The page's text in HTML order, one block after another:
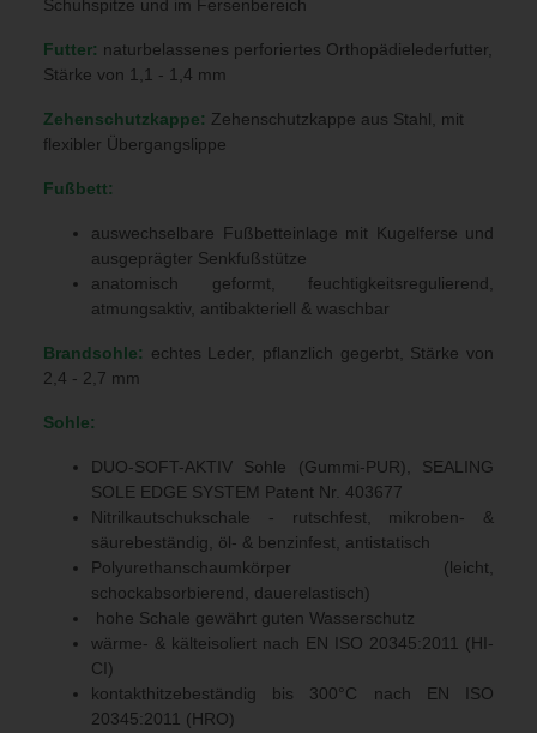
Schuhspitze und im Fersenbereich
Futter: naturbelassenes perforiertes Orthopädielederfutter,
Stärke von 1,1 - 1,4 mm
Zehenschutzkappe: Zehenschutzkappe aus Stahl, mit
flexibler Übergangslippe
Fußbett:
auswechselbare Fußbetteinlage mit Kugelferse und
ausgeprägter Senkfußstütze
anatomisch geformt, feuchtigkeitsregulierend,
atmungsaktiv, antibakteriell & waschbar
Brandsohle: echtes Leder, pflanzlich gegerbt, Stärke von
2,4 - 2,7 mm
Sohle:
DUO-SOFT-AKTIV Sohle (Gummi-PUR), SEALING
SOLE EDGE SYSTEM Patent Nr. 403677
Nitrilkautschukschale - rutschfest, mikroben- &
säurebeständig, öl- & benzinfest, antistatisch
Polyurethanschaumkörper (leicht,
schockabsorbierend, dauerelastisch)
hohe Schale gewährt guten Wasserschutz
wärme- & kälteisoliert nach EN ISO 20345:2011 (HI-
CI)
kontakthitzebeständig bis 300°C nach EN ISO
20345:2011 (HRO)